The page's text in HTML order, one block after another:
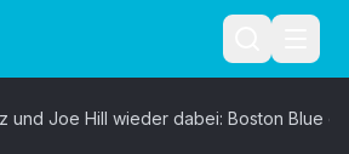
und Joe Hill wieder dabei: Boston Blue
Nutzungsbedingungen